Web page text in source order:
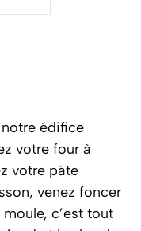
édifice
votre four à
votre pâte
venez foncer
c’est tout